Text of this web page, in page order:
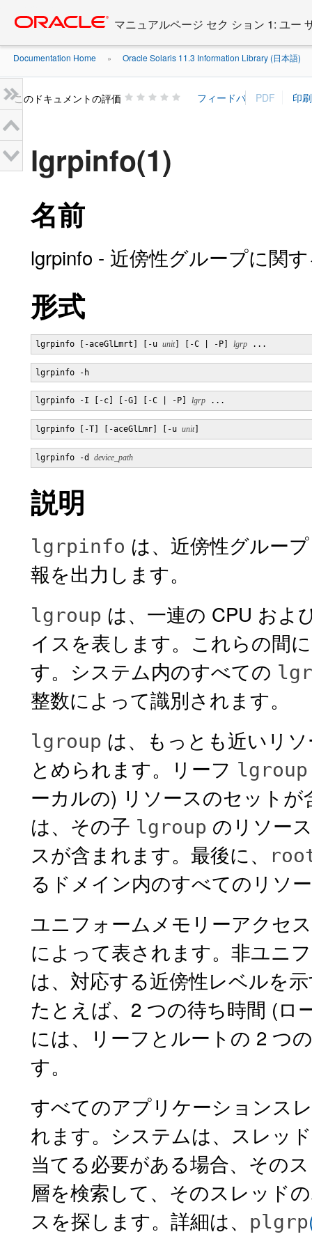
content
マニュアルページ セク ション 1: ユー
Documentation Home » Oracle Solaris 11.3 Information Library (日本語)
このドキュメントの評価
lgrpinfo(1)
名前
lgrpinfo - 近傍性グループに関
形式
lgrpinfo [-aceGlLmrt] [-u unit] [-C | -P] lgrp ...
lgrpinfo -h
lgrpinfo -I [-c] [-G] [-C | -P] lgrp ...
lgrpinfo [-T] [-aceGlLmr] [-u unit]
lgrpinfo -d device_path
説明
lgrpinfo は、近傍性グルー
報を出力します。
lgroup は、一連の CPU およ
イスを表します。これらの間
す。システム内のすべての
整数によって識別されます。
lgroup は、もっとも近いリ
とめられます。リーフ lgroup
ーカルの) リソースのセット
は、その子 lgroup のリソー
スが含まれます。最後に、
るドメイン内のすべてのリソ
ユニフォームメモリーアクセ
によって表されます。非ユニ
は、対応する近傍性レベルを
たとえば、2 つの待ち時間 (ロ
には、リーフとルートの 2 つ
す。
すべてのアプリケーションス
れます。 システムは、スレッ
当てる必要がある場合、その
層を検索して、そのスレッド
スを探します。詳細は、
plgrp